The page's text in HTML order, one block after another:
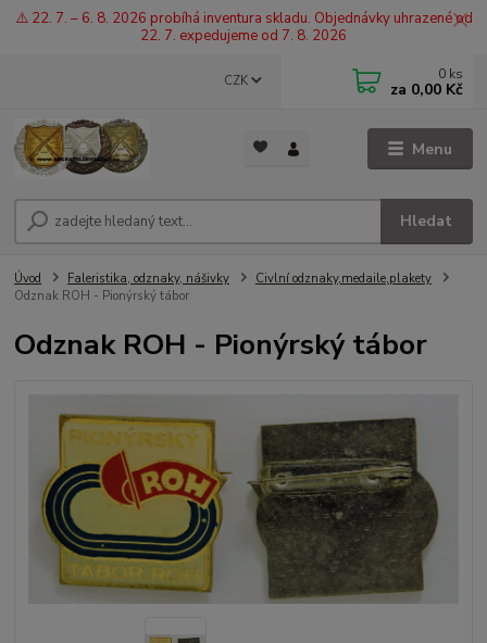
⚠️ 22. 7. – 6. 8. 2026 probíhá inventura skladu. Objednávky uhrazené od
22. 7. expedujeme od 7. 8. 2026
Menu
CZK
Hledat
0 ks
za 0,00 Kč
Úvod Faleristika, odznaky, nášivky
Civlní odznaky,medaile,plakety
Odznak ROH - Pionýrský tábor
Odznak ROH - Pionýrský tábor